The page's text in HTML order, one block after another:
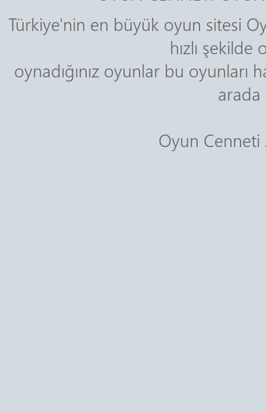
Türkiye'nin en büyük oyun sitesi
hızlı
oynadığınız oyunlar bu oyunları
arada
Oyun Cenneti